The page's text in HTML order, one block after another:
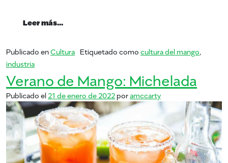
Leer más…
Publicado enCultura Etiquetado como cultura del mango,
industria
Verano de Mango: Michelada
Publicado el 21 de enero de 2022poramccarty